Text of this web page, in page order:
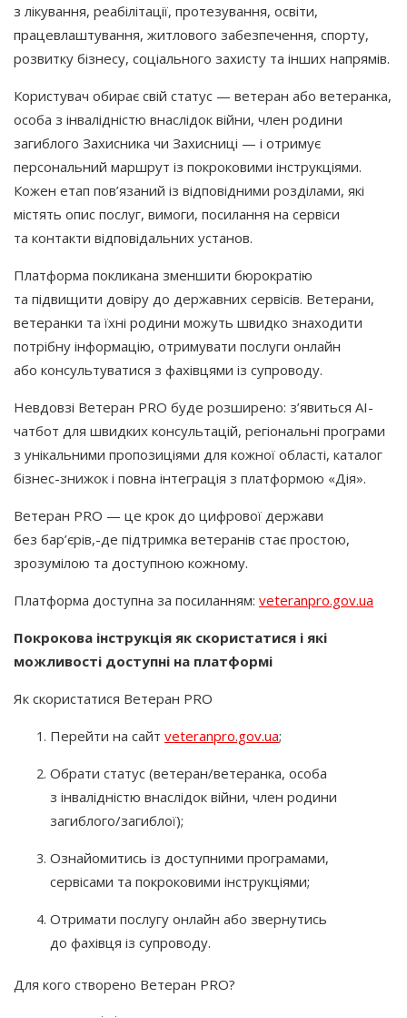
з лікування, реабілітації, протезування, освіти,
працевлаштування, житлового забезпечення, спорту,
розвитку бізнесу, соціального захисту та інших напрямів.
Користувач обирає свій статус — ветеран або ветеранка,
особа з інвалідністю внаслідок війни, член родини
загиблого Захисника чи Захисниці — і отримує
персональний маршрут із покроковими інструкціями.
Кожен етап пов’язаний із відповідними розділами, які
містять опис послуг, вимоги, посилання на сервіси
та контакти відповідальних установ.
Платформа покликана зменшити бюрократію
та підвищити довіру до державних сервісів. Ветерани,
ветеранки та їхні родини можуть швидко знаходити
потрібну інформацію, отримувати послуги онлайн
або консультуватися з фахівцями із супроводу.
Невдовзі Ветеран PRO буде розширено: з’явиться AI-
чатбот для швидких консультацій, регіональні програми
з унікальними пропозиціями для кожної області, каталог
бізнес-знижок і повна інтеграція з платформою «Дія».
Ветеран PRO — це крок до цифрової держави
без бар’єрів,-де підтримка ветеранів стає простою,
зрозумілою та доступною кожному.
Платформа доступна за посиланням: veteranpro.gov.ua
Покрокова інструкція як скористатися і які
можливості доступні на платформі
Як скористатися Ветеран PRO
Перейти на сайт veteranpro.gov.ua;
Обрати статус (ветеран/ветеранка, особа
з інвалідністю внаслідок війни, член родини
загиблого/загиблої);
Ознайомитись із доступними програмами,
сервісами та покроковими інструкціями;
Отримати послугу онлайн або звернутись
до фахівця із супроводу.
Для кого створено Ветеран PRO?